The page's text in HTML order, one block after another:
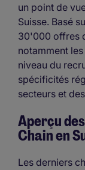
un point de
Suisse. Basé
30'000 offres
notamment
niveau du
spécificités
secteurs et
Aperçu
Chain en
Les derniers